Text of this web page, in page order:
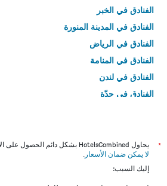
الفنادق في الخبر
الفنادق في المدينة المنورة
الفنادق في الرياض
الفنادق في المنامة
الفنادق في لندن
الفنادق في جدّة
*
يحاول HotelsCombined بشكل دائم الحصول على الأسعار الدقيقة، ولكن
لا يمكن ضمان الأسعار .
إليك السبب: